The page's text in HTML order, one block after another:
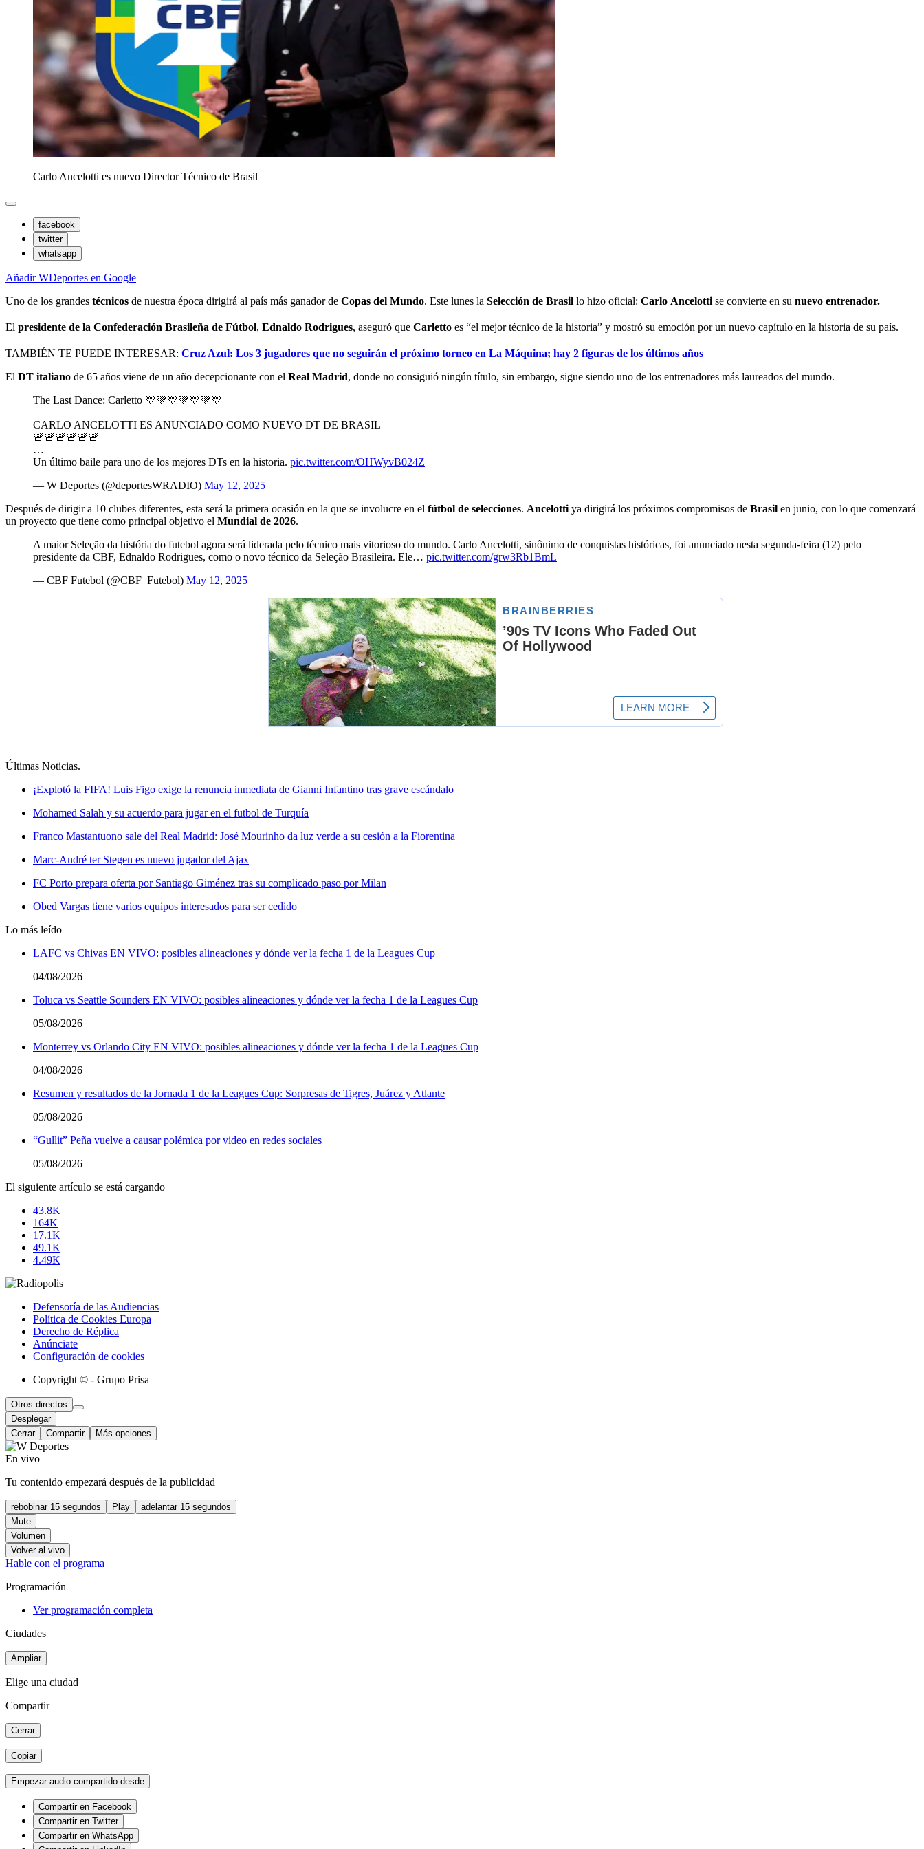
Carlo Ancelotti es nuevo Director Técnico de Brasil
facebook
twitter
whatsapp
Añadir WDeportes en Google
Uno de los grandes técnicos de nuestra época dirigirá al país más ganador de Copas del Mundo. Este lunes la Selección de Brasil lo hizo oficial: Carlo Ancelotti se convierte en su nuevo entrenador.
El presidente de la Confederación Brasileña de Fútbol, Ednaldo Rodrigues, aseguró que Carletto es “el mejor técnico de la historia” y mostró su emoción por un nuevo capítulo en la historia de su país.
TAMBIÉN TE PUEDE INTERESAR: Cruz Azul: Los 3 jugadores que no seguirán el próximo torneo en La Máquina; hay 2 figuras de los últimos años
El DT italiano de 65 años viene de un año decepcionante con el Real Madrid, donde no consiguió ningún título, sin embargo, sigue siendo uno de los entrenadores más laureados del mundo.
The Last Dance: Carletto 💛💚💛💚💛💚💛
CARLO ANCELOTTI ES ANUNCIADO COMO NUEVO DT DE BRASIL
🚨🚨🚨🚨🚨🚨
…
Un último baile para uno de los mejores DTs en la historia. pic.twitter.com/OHWyvB024Z
— W Deportes (@deportesWRADIO) May 12, 2025
Después de dirigir a 10 clubes diferentes, esta será la primera ocasión en la que se involucre en el fútbol de selecciones. Ancelotti ya dirigirá los próximos compromisos de Brasil en junio, con lo que comenzará
un proyecto que tiene como principal objetivo el Mundial de 2026.
A maior Seleção da história do futebol agora será liderada pelo técnico mais vitorioso do mundo. Carlo Ancelotti, sinônimo de conquistas históricas, foi anunciado nesta segunda-feira (12) pelo
presidente da CBF, Ednaldo Rodrigues, como o novo técnico da Seleção Brasileira. Ele… pic.twitter.com/grw3Rb1BmL
— CBF Futebol (@CBF_Futebol) May 12, 2025
Últimas Noticias.
¡Explotó la FIFA! Luis Figo exige la renuncia inmediata de Gianni Infantino tras grave escándalo
Mohamed Salah y su acuerdo para jugar en el futbol de Turquía
Franco Mastantuono sale del Real Madrid: José Mourinho da luz verde a su cesión a la Fiorentina
Marc-André ter Stegen es nuevo jugador del Ajax
FC Porto prepara oferta por Santiago Giménez tras su complicado paso por Milan
Obed Vargas tiene varios equipos interesados para ser cedido
Lo más leído
LAFC vs Chivas EN VIVO: posibles alineaciones y dónde ver la fecha 1 de la Leagues Cup
04/08/2026
Toluca vs Seattle Sounders EN VIVO: posibles alineaciones y dónde ver la fecha 1 de la Leagues Cup
05/08/2026
Monterrey vs Orlando City EN VIVO: posibles alineaciones y dónde ver la fecha 1 de la Leagues Cup
04/08/2026
Resumen y resultados de la Jornada 1 de la Leagues Cup: Sorpresas de Tigres, Juárez y Atlante
05/08/2026
“Gullit” Peña vuelve a causar polémica por video en redes sociales
05/08/2026
El siguiente artículo se está cargando
43.8K
164K
17.1K
49.1K
4.49K
Defensoría de las Audiencias
Política de Cookies Europa
Derecho de Réplica
Anúnciate
Configuración de cookies
Copyright © - Grupo Prisa
Otros directos
Desplegar
Cerrar
Compartir Más opciones
En vivo
Tu contenido empezará después de la publicidad
rebobinar 15 segundos Play
adelantar 15 segundos
Mute
Volumen
Volver al vivo
Hable con el programa
Programación
Ver programación completa
Ciudades
Ampliar
Elige una ciudad
Compartir
Cerrar
Copiar
Empezar audio compartido desde
Compartir en Facebook
Compartir en Twitter
Compartir en WhatsApp